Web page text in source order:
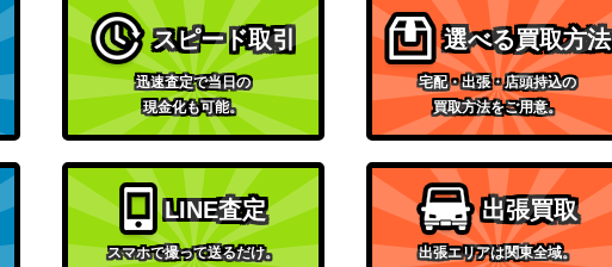
【OP07-059】
（Anime 25th collection）
2,000
098】
バンダイ
（Anime 25th collection）
9,000
バンダイ
4,300
051】
バンダイ
（新たなる皇帝）
7,200
バンダイ
スピード取引
迅速査定で当日の
現金化も可能。
選べる買取方法
宅配・出張・店頭持込の
買取方法をご用意。
LINE査定
スマホで撮って送るだけ。
出張買取
出張エリアは関東全域。